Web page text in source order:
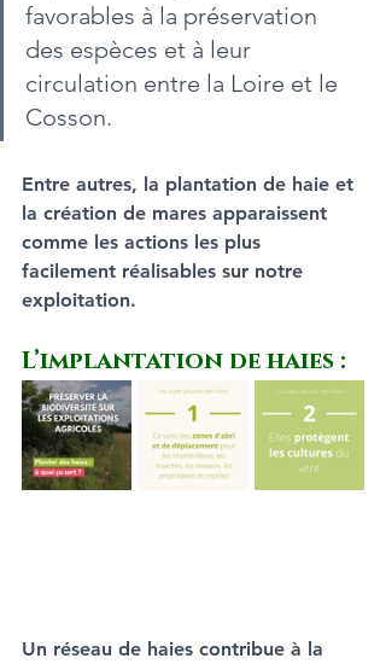
favorables à la préservation
des espèces et à leur
circulation entre la Loire et le
Cosson.
Entre autres, la plantation de haie et
la création de mares apparaissent
comme les actions les plus
facilement réalisables sur notre
exploitation.
L’implantation de haies :
Un réseau de haies contribue à la